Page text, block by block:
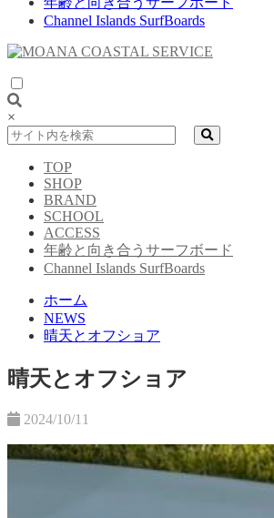
Channel Islands SurfBoards
×
TOP
SHOP
BRAND
SCHOOL
ACCESS
年齢と向き合うサーフボード
Channel Islands SurfBoards
ホーム
NEWS
晴天とオフショア
晴天とオフショア
2024/10/11